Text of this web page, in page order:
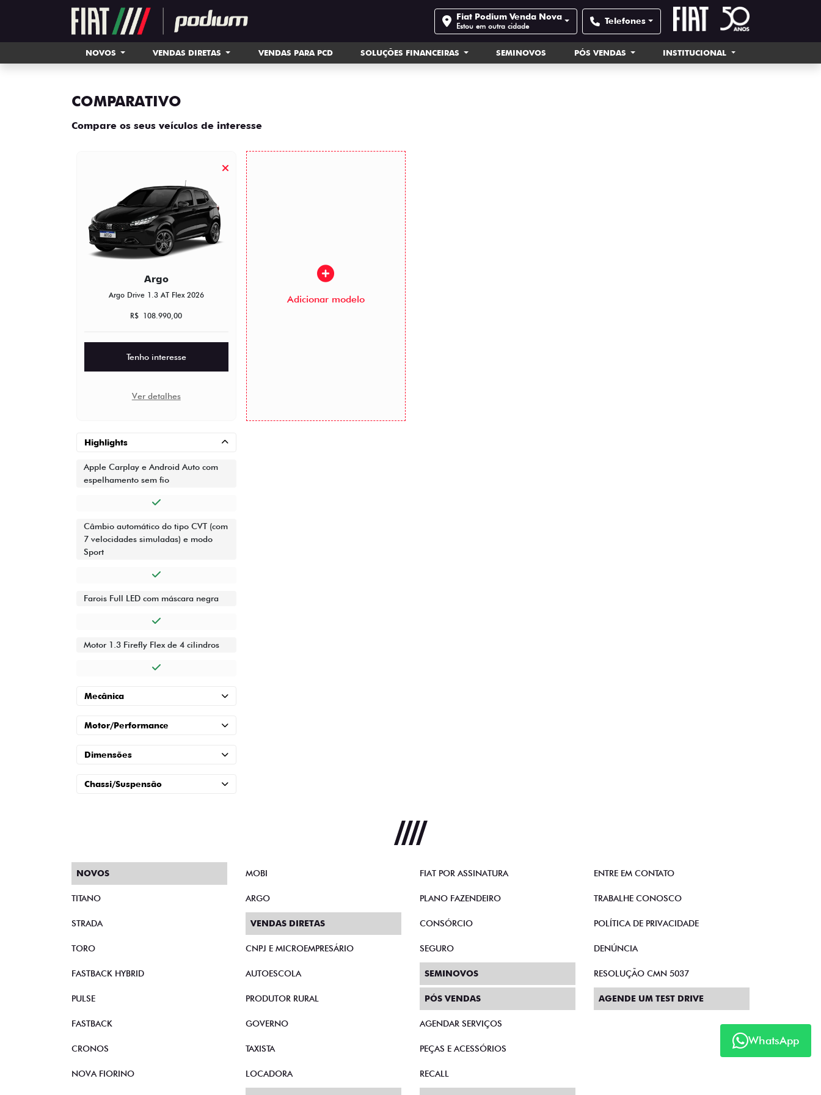
Fiat Podium Venda Nova
Estou em outra cidade Telefones
NOVOS VENDAS DIRETAS VENDAS PARA PCD SOLUÇÕES FINANCEIRAS SEMINOVOS PÓS VENDAS INSTITUCIONAL
COMPARATIVO
Compare os seus veículos de interesse
Argo
Argo Drive 1.3 AT Flex 2026
R$ 108.990,00
Tenho interesse
Ver detalhes
Adicionar modelo
Highlights
Apple Carplay e Android Auto com
espelhamento sem fio
Câmbio automático do tipo CVT (com
7 velocidades simuladas) e modo
Sport
Farois Full LED com máscara negra
Motor 1.3 Firefly Flex de 4 cilindros
Mecânica
Motor/Performance
Dimensões
Chassi/Suspensão
WhatsApp
NOVOS
TITANO
STRADA
TORO
FASTBACK HYBRID
PULSE
FASTBACK
CRONOS
NOVA FIORINO
MOBI
ARGO
VENDAS DIRETAS
CNPJ E MICROEMPRESÁRIO
AUTOESCOLA
PRODUTOR RURAL
GOVERNO
TAXISTA
LOCADORA
FIAT POR ASSINATURA
PLANO FAZENDEIRO
CONSÓRCIO
SEGURO
SEMINOVOS
PÓS VENDAS
AGENDAR SERVIÇOS
PEÇAS E ACESSÓRIOS
RECALL
ENTRE EM CONTATO
TRABALHE CONOSCO
POLÍTICA DE PRIVACIDADE
DENÚNCIA
RESOLUÇÃO CMN 5037
AGENDE UM TEST DRIVE